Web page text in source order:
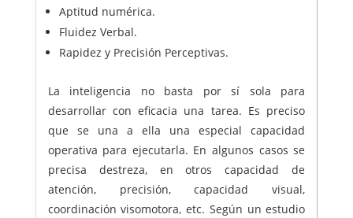
Aptitud numérica.
Fluidez Verbal.
Rapidez y Precisión Perceptivas.
La inteligencia no basta por sí sola para
desarrollar con eficacia una tarea. Es preciso
que se una a ella una especial capacidad
operativa para ejecutarla. En algunos casos se
precisa destreza, en otros capacidad de
atención, precisión, capacidad visual,
coordinación visomotora, etc. Según un estudio